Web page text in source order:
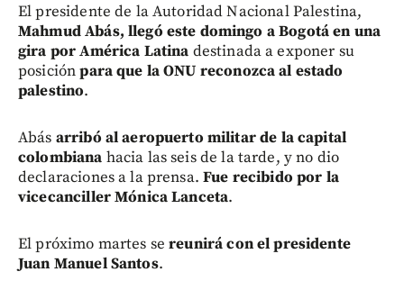
El presidente de la Autoridad Nacional Palestina,
Mahmud Abás, llegó este domingo a Bogotá en una
gira por América Latina destinada a exponer su
posiciónpara que la ONU reconozca al estado
palestino.
Abás arribó al aeropuerto militar de la capital
colombiana hacia las seis de la tarde, y no dio
declaraciones a la prensa.Fue recibido por la
vicecanciller Mónica Lanceta.
El próximo martes sereunirá con el presidente
Juan Manuel Santos.